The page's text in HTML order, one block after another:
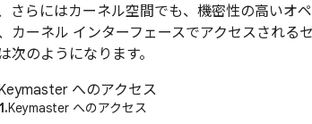
さらにはカーネル空間でも、機密性の高いオ
カーネル インターフェースでアクセスされる
次のようになります。
Keymaster へのアクセス